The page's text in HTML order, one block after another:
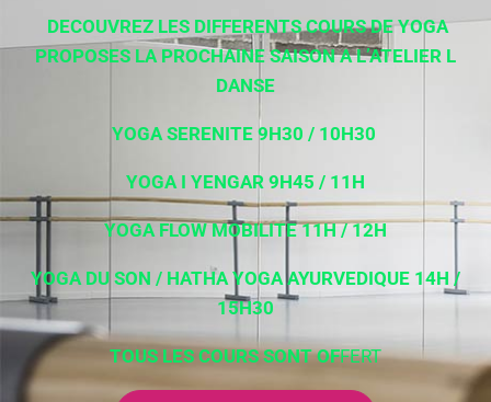
DECOUVREZ LES DIFFERENTS COURS DE YOGA
PROPOSES LA PROCHAINE SAISON A L’ATELIER L
DANSE
YOGA SERENITE 9H30 / 10H30
YOGA I YENGAR 9H45 / 11H
YOGA FLOW MOBILITE 11H / 12H
YOGA DU SON / HATHA YOGA AYURVEDIQUE 14H /
15H30
TOUS LES COURS SONT OFFERT